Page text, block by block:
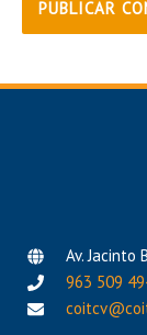
Av. Jacinto
963 509